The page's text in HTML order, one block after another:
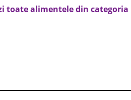
toate alimentele din categoria